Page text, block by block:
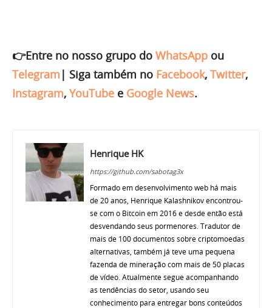
👉Entre no nosso grupo do WhatsApp ou
Telegram | Siga também no Facebook, Twitter,
Instagram, YouTube e Google News.
Henrique HK
https://github.com/sabotag3x
Formado em desenvolvimento web há mais
de 20 anos, Henrique Kalashnikov encontrou-
se com o Bitcoin em 2016 e desde então está
desvendando seus pormenores. Tradutor de
mais de 100 documentos sobre criptomoedas
alternativas, também já teve uma pequena
fazenda de mineração com mais de 50 placas
de vídeo. Atualmente segue acompanhando
as tendências do setor, usando seu
conhecimento para entregar bons conteúdos